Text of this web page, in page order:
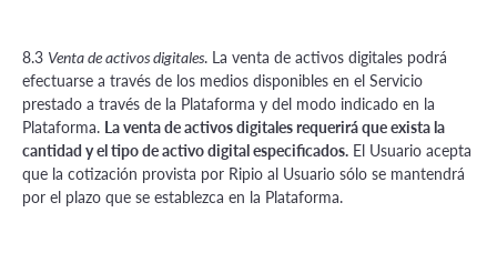
8.3 Venta de activos digitales. La venta de activos digitales podrá
efectuarse a través de los medios disponibles en el Servicio
prestado a través de la Plataforma y del modo indicado en la
Plataforma. La venta de activos digitales requerirá que exista la
cantidad y el tipo de activo digital especificados. El Usuario acepta
que la cotización provista por Ripio al Usuario sólo se mantendrá
por el plazo que se establezca en la Plataforma.